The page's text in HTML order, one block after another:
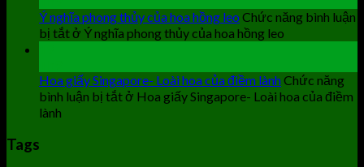
Ý nghĩa phong thủy của hoa hồng leoChức năng bình luận
bị tắtở Ý nghĩa phong thủy của hoa hồng leo
Hoa giấy Singapore- Loài hoa của điềm lànhChức năng
bình luận bị tắtở Hoa giấy Singapore- Loài hoa của điềm
lành
Tags